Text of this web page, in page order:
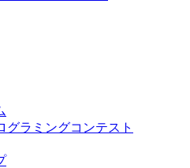
グラミングコンテスト